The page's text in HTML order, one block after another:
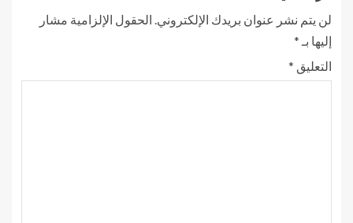
لن يتم نشر عنوان بريدك الإلكتروني. الحقول الإلزامية مشار
إليها بـ *
التعليق *